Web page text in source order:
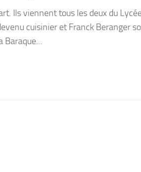
Ils viennent tous les deux du
cuisinier et Franck Beranger
Baraque...